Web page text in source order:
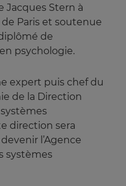
Jacques Stern à
de Paris et soutenue
de
psychologie.
expert puis chef du
de la Direction
direction sera
l’Agence
systèmes